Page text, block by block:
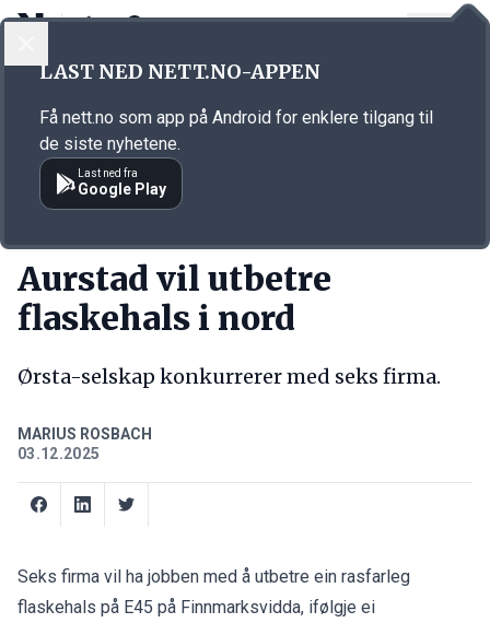
Annonsørinnhold
Aurstad vil utbetre
flaskehals i nord
Ørsta-selskap konkurrerer med seks firma.
MARIUS ROSBACH
03.12.2025
Seks firma vil ha jobben med å utbetre ein rasfarleg
flaskehals på E45 på Finnmarksvidda, ifølgje ei
LAST NED NETT.NO-APPEN
Få nett.no som app på Android for enklere tilgang til
de siste nyhetene.
Last ned fra
Google Play